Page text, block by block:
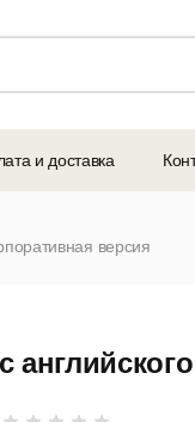
и доставка
версия